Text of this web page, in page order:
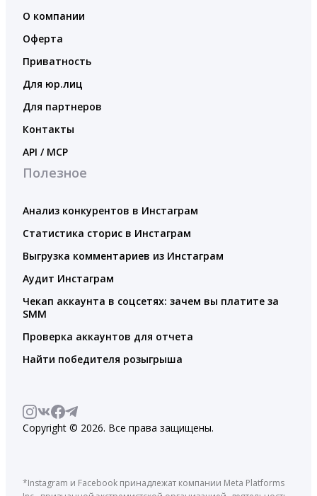
О компании
Оферта
Приватность
Для юр.лиц
Для партнеров
Контакты
API / MCP
Полезное
Анализ конкурентов в Инстаграм
Статистика сторис в Инстаграм
Выгрузка комментариев из Инстаграм
Аудит Инстаграм
Чекап аккаунта в соцсетях: зачем вы платите за
SMM
Проверка аккаунтов для отчета
Найти победителя розыгрыша
Copyright © 2026. Все права защищены.
*Instagram и Facebook принадлежат компании Meta Platforms